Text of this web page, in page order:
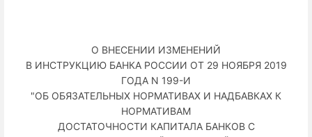
О ВНЕСЕНИИ ИЗМЕНЕНИЙ
В ИНСТРУКЦИЮ БАНКА РОССИИ ОТ 29 НОЯБРЯ 2019
ГОДА N 199-И
"ОБ ОБЯЗАТЕЛЬНЫХ НОРМАТИВАХ И НАДБАВКАХ К
НОРМАТИВАМ
ДОСТАТОЧНОСТИ КАПИТАЛА БАНКОВ С